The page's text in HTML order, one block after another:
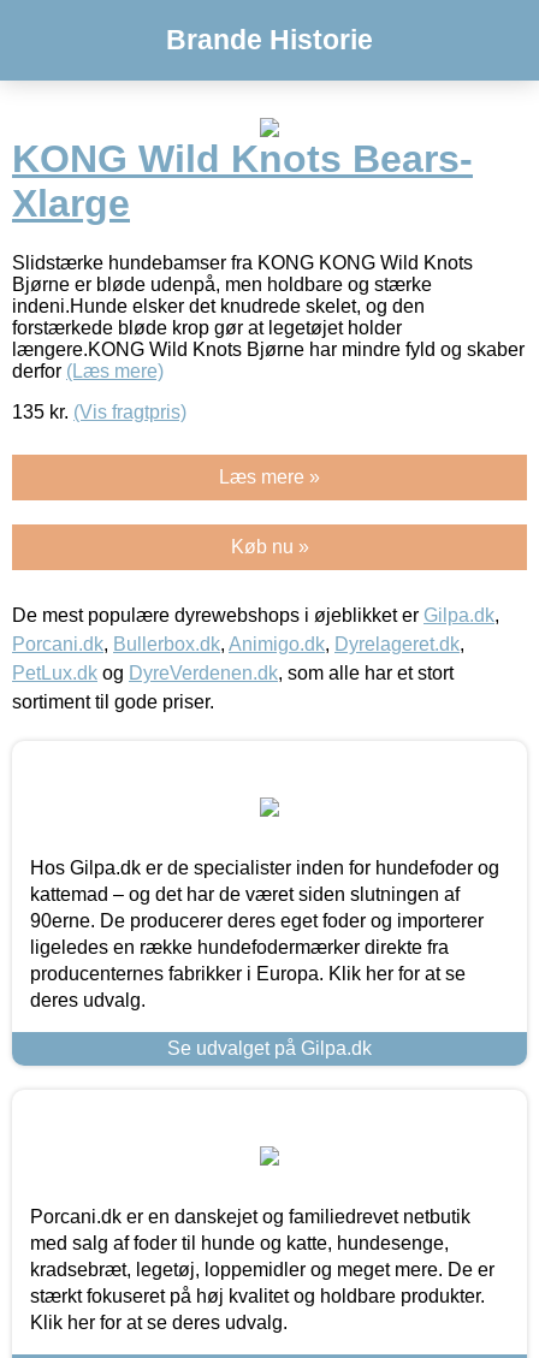
Brande Historie
KONG Wild Knots Bears-
Xlarge
Slidstærke hundebamser fra KONG KONG Wild Knots
Bjørne er bløde udenpå, men holdbare og stærke
indeni.Hunde elsker det knudrede skelet, og den
forstærkede bløde krop gør at legetøjet holder
længere.KONG Wild Knots Bjørne har mindre fyld og skaber
derfor (Læs mere)
135 kr. (Vis fragtpris)
Læs mere »
Køb nu »
De mest populære dyrewebshops i øjeblikket er Gilpa.dk,
Porcani.dk, Bullerbox.dk, Animigo.dk, Dyrelageret.dk,
PetLux.dk og DyreVerdenen.dk, som alle har et stort
sortiment til gode priser.
Hos Gilpa.dk er de specialister inden for hundefoder og
kattemad – og det har de været siden slutningen af
90erne. De producerer deres eget foder og importerer
ligeledes en række hundefodermærker direkte fra
producenternes fabrikker i Europa. Klik her for at se
deres udvalg.
Se udvalget på Gilpa.dk
Porcani.dk er en danskejet og familiedrevet netbutik
med salg af foder til hunde og katte, hundesenge,
kradsebræt, legetøj, loppemidler og meget mere. De er
stærkt fokuseret på høj kvalitet og holdbare produkter.
Klik her for at se deres udvalg.